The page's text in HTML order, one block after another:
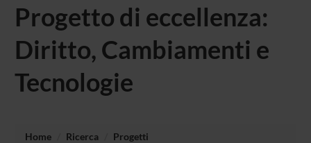
Progetto di eccellenza:
Diritto, Cambiamenti e
Tecnologie
Home Ricerca
Progetti